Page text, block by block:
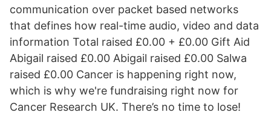
communication over packet based networks
that defines how real-time audio, video and data
information Total raised £0.00 + £0.00 Gift Aid
Abigail raised £0.00 Abigail raised £0.00 Salwa
raised £0.00 Cancer is happening right now,
which is why we're fundraising right now for
Cancer Research UK. There’s no time to lose!